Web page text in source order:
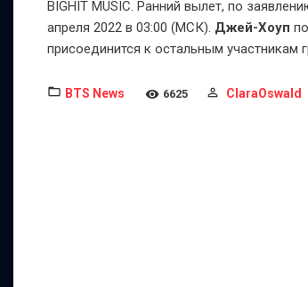
BIGHIT MUSIC. Ранний вылет, по
апреля 2022 в 03:00 (МСК). Джей-Хоуп
присоединится к остальным участникам
BTS News 6625 ClaraOswald